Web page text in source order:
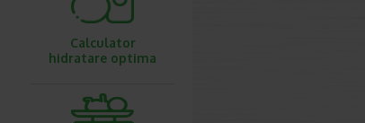
Calculator
hidratare optima